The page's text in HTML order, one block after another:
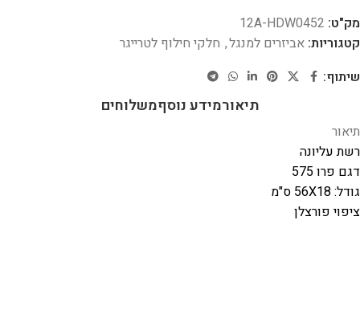
מק"ט: 12A-HDW0452
קטגוריות: אביזרים למנגל, חלקי חילוף לטרייגר
שיתוף:
תיאורמידע נוסףמשלוחים
תיאור
רשת עליונה
דגם פרו 575
גודל: 56X18 ס"מ
ציפוי פורצלן